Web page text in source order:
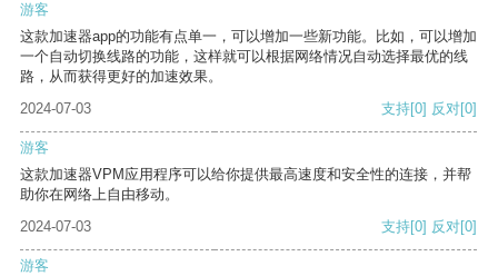
游客
这款加速器app的功能有点单一，可以增加一些新功能。比如，可以增加
一个自动切换线路的功能，这样就可以根据网络情况自动选择最优的线
路，从而获得更好的加速效果。
2024-07-03
支持[0] 反对[0]
游客
这款加速器VPM应用程序可以给你提供最高速度和安全性的连接，并帮
助你在网络上自由移动。
2024-07-03
支持[0] 反对[0]
游客